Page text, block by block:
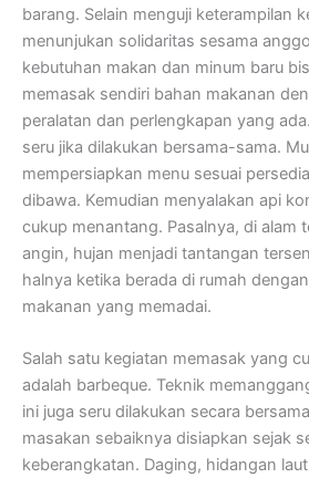
barang. Selain menguji keterampilan
menunjukan solidaritas sesama
kebutuhan makan dan minum baru
memasak sendiri bahan makanan
peralatan dan perlengkapan yang
seru jika dilakukan bersama-sama.
mempersiapkan menu sesuai
dibawa. Kemudian menyalakan api
cukup menantang. Pasalnya, di alam
angin, hujan menjadi tantangan
halnya ketika berada di rumah
makanan yang memadai.
Salah satu kegiatan memasak yang
adalah barbeque. Teknik
ini juga seru dilakukan secara
masakan sebaiknya disiapkan sejak
keberangkatan. Daging, hidangan